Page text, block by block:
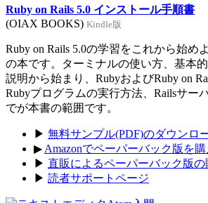
Ruby on Rails 5.0 インストール手順書
(OIAX BOOKS) Kindle版
Ruby on Rails 5.0の学習をこれから始め
の本です。ターミナルの使い方、基本
説明から始まり、RubyおよびRuby on
Rubyプログラムの実行方法、Railsサー
でが本書の範囲です。
▶ 無料サンプル(PDF)のダウンロ
▶ Amazonでペーパーバック版を購
▶ 直販によるペーパーバック版の
▶ 読者サポートページ